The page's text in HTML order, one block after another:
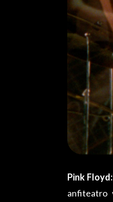
Pink
anfiteatro